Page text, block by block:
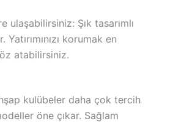
Şık tasarımlı
korumak en
atabilirsiniz.
kulübeler daha çok tercih
öne çıkar. Sağlam